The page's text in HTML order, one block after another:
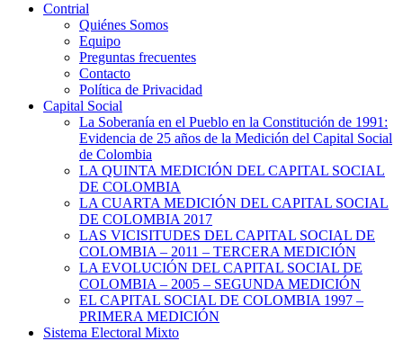
Contrial
Quiénes Somos
Equipo
Preguntas frecuentes
Contacto
Política de Privacidad
Capital Social
La Soberanía en el Pueblo en la Constitución de 1991:
Evidencia de 25 años de la Medición del Capital Social
de Colombia
LA QUINTA MEDICIÓN DEL CAPITAL SOCIAL
DE COLOMBIA
LA CUARTA MEDICIÓN DEL CAPITAL SOCIAL
DE COLOMBIA 2017
LAS VICISITUDES DEL CAPITAL SOCIAL DE
COLOMBIA – 2011 – TERCERA MEDICIÓN
LA EVOLUCIÓN DEL CAPITAL SOCIAL DE
COLOMBIA – 2005 – SEGUNDA MEDICIÓN
EL CAPITAL SOCIAL DE COLOMBIA 1997 –
PRIMERA MEDICIÓN
Sistema Electoral Mixto